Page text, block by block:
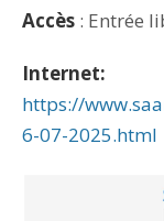
Accès : Entrée
Internet:
https://
6-07-2025.html